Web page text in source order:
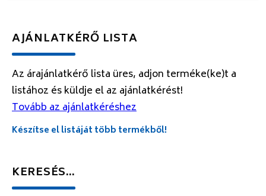
AJÁNLATKÉRŐ LISTA
Az árajánlatkérő lista üres, adjon terméke(ke)t a
listához és küldje el az ajánlatkérést!
Tovább az ajánlatkéréshez
Készítse el listáját több termékből!
KERESÉS…